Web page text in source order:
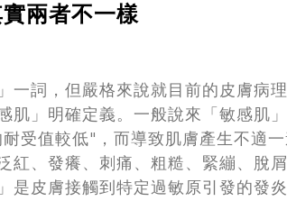
兩者不一樣
一詞，但嚴格來說就目前的皮膚病
肌」明確定義。一般說來「敏感肌
受值較低"，而導致肌膚產生不適一
紅、發癢、刺痛、粗糙、緊繃、脫
是皮膚接觸到特定過敏原引發的發